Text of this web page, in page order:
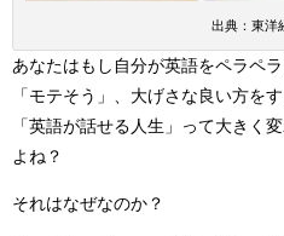
出典：東洋
あなたはもし自分が英語をペラペ
「モテそう」、大げさな良い方を
「英語が話せる人生」って大きく
よね？
それはなぜなのか？